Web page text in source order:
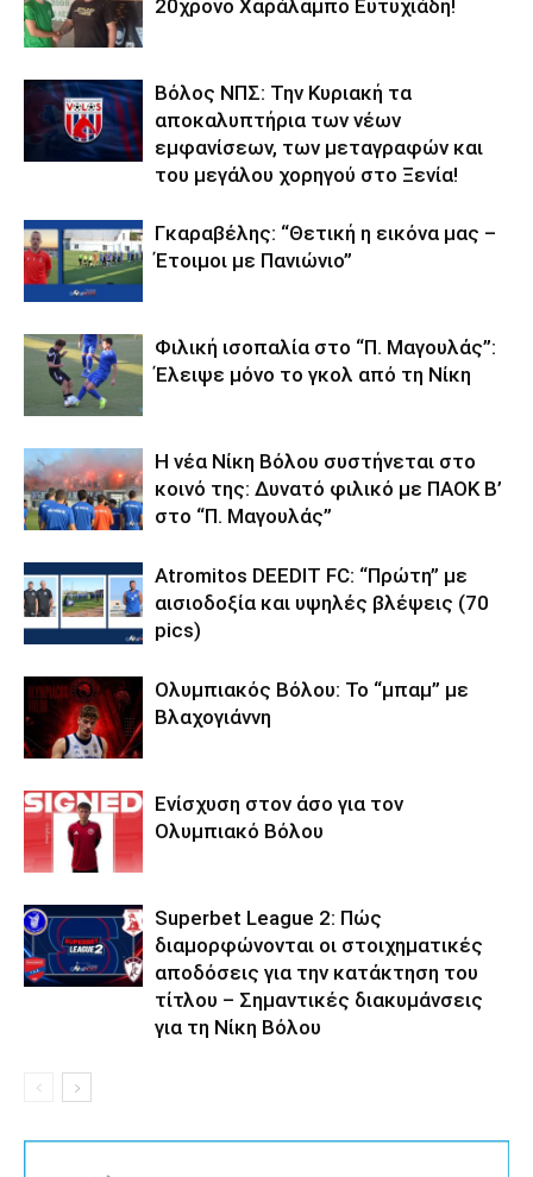
20χρονο Χαράλαμπο Ευτυχιάδη!
Βόλος ΝΠΣ: Την Κυριακή τα
αποκαλυπτήρια των νέων
εμφανίσεων, των μεταγραφών και
του μεγάλου χορηγού στο Ξενία!
Γκαραβέλης: “Θετική η εικόνα μας –
Έτοιμοι με Πανιώνιο”
Φιλική ισοπαλία στο “Π. Μαγουλάς”:
Έλειψε μόνο το γκολ από τη Νίκη
Η νέα Νίκη Βόλου συστήνεται στο
κοινό της: Δυνατό φιλικό με ΠΑΟΚ Β’
στο “Π. Μαγουλάς”
Atromitos DEEDIT FC: “Πρώτη” με
αισιοδοξία και υψηλές βλέψεις (70
pics)
Ολυμπιακός Βόλου: Το “μπαμ” με
Βλαχογιάννη
Ενίσχυση στον άσο για τον
Ολυμπιακό Βόλου
Superbet League 2: Πώς
διαμορφώνονται οι στοιχηματικές
αποδόσεις για την κατάκτηση του
τίτλου – Σημαντικές διακυμάνσεις
για τη Νίκη Βόλου